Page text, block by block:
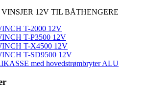
12V TIL BÅTHENGERE
T-2000 12V
T-P3500 12V
T-X4500 12V
T-SD9500 12V
med hovedstrømbryter ALU